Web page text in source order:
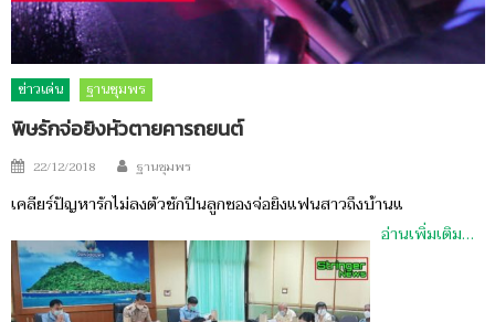
ข่าวเด่น ฐานชุมพร
พิษรักจ่อยิงหัวตายคารถยนต์
Posted
22/12/2018 Author
ฐานชุมพร
เคลียร์ปัญหารักไม่ลงตัวชักปืนลูกซองจ่อยิงแฟนสาวถึงบ้านแ
อ่านเพิ่มเติม…